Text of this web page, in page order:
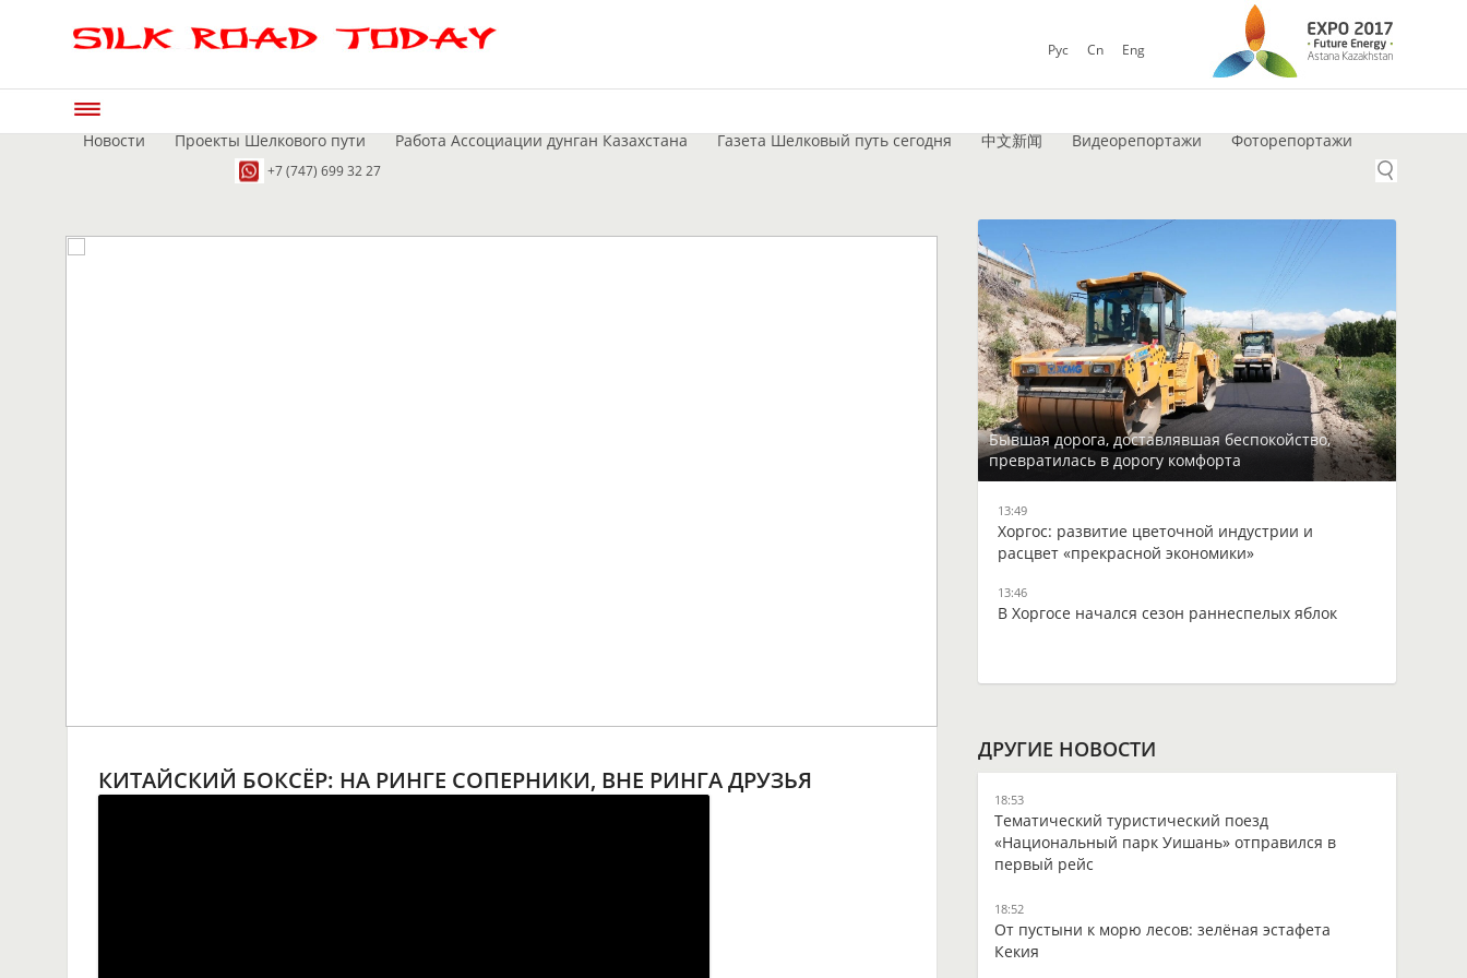
Рус Cn Eng
Новости Проекты Шелкового пути Работа Ассоциации дунган Казахстана Газета Шелковый путь сегодня 中文新闻 Видеорепортажи Фоторепортажи
+7 (747) 699 32 27
КИТАЙСКИЙ БОКСЁР: НА РИНГЕ СОПЕРНИКИ, ВНЕ РИНГА ДРУЗЬЯ
Бывшая дорога, доставлявшая беспокойство,
превратилась в дорогу комфорта
13:49
Хоргос: развитие цветочной индустрии и
расцвет «прекрасной экономики»
13:46
В Хоргосе начался сезон раннеспелых яблок
ДРУГИЕ НОВОСТИ
18:53
Тематический туристический поезд
«Национальный парк Уишань» отправился в
первый рейс
18:52
От пустыни к морю лесов: зелёная эстафета
Кекия